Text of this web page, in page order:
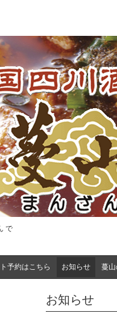
で
予約はこちら お知らせ 蔓
お知らせ